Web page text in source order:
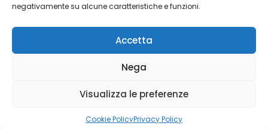
negativamente su alcune caratteristiche e funzioni.
Accetta
Nega
Visualizza le preferenze
Cookie PolicyPrivacy Policy
eCookie Policy | Realizzato con il